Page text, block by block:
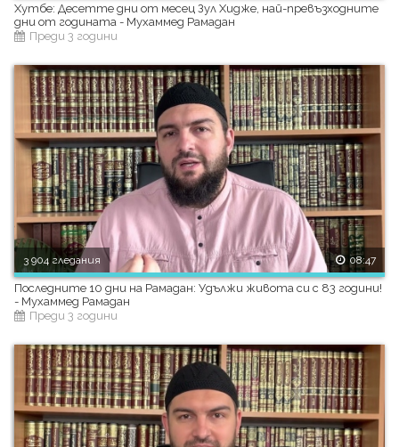
Хутбе: Десетте дни от месец Зул Хидже, най-превъзходните
дни от годината - Мухаммед Рамадан
Преди 3 години
3 904 гледания 08:47
Последните 10 дни на Рамадан: Удължи живота си с 83 години!
- Мухаммед Рамадан
Преди 3 години